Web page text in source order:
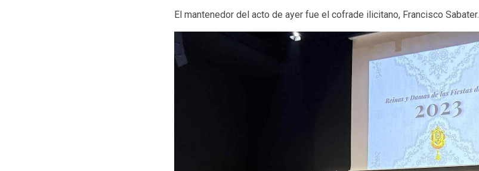
El mantenedor del acto de ayer fue el cofrade ilicitano, Francisco Sabater.